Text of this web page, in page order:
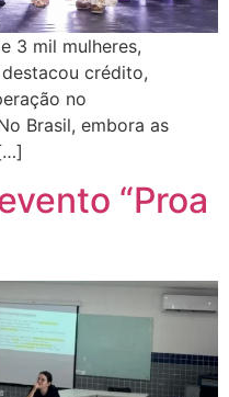
3 mil mulheres,
crédito,
no
Brasil, embora as
“Proa